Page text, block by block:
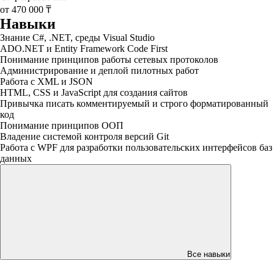
от 470 000 ₸
Навыки
Знание C#, .NET, среды Visual Studio
ADO.NET и Entity Framework Code First
Понимание принципов работы сетевых протоколов
Администрирование и деплой пилотных работ
Работа с XML и JSON
HTML, CSS и JavaScript для создания сайтов
Привычка писать комментируемый и строго форматированный
код
Понимание принципов ООП
Владение системой контроля версий Git
Работа с WPF для разработки пользовательских интерфейсов баз
данных
Все навыки